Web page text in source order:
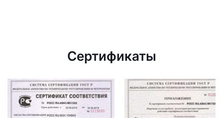
Сертификаты